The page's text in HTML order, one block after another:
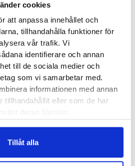
cookies
att anpassa innehållet och
tillhandahålla funktioner för
vår trafik. Vi
identifierare och annan
till de sociala medier och
som vi samarbetar med.
informationen med annan
tillhandahållit eller som de har
deras tjänster.
Tillåt alla
från den klassiska
haft ett finger med i spelet vid
Advantage, syns inte bara i
klassiskt vita och stilrena stilen.
är oerhört bekväm och behaglig